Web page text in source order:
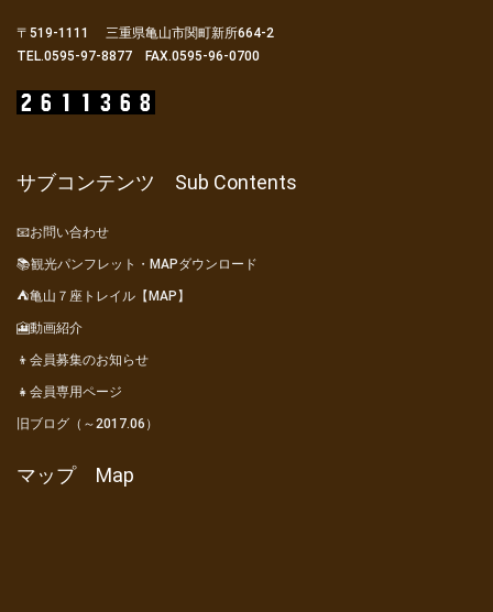
〒519-1111 三重県亀山市関町新所664-2
TEL.0595-97-8877 FAX.0595-96-0700
サブコンテンツ Sub Contents
📧お問い合わせ
📚観光パンフレット・MAPダウンロード
⛺亀山７座トレイル【MAP】
🎦動画紹介
👦会員募集のお知らせ
👧会員専用ページ
旧ブログ（～2017.06）
マップ Map